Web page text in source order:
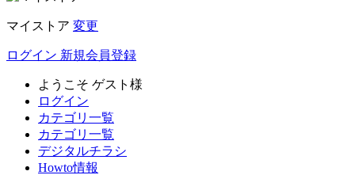
マイストア 変更
ログイン 新規会員登録
ようこそ ゲスト様
ログイン
カテゴリ一覧
カテゴリ一覧
デジタルチラシ
Howto情報